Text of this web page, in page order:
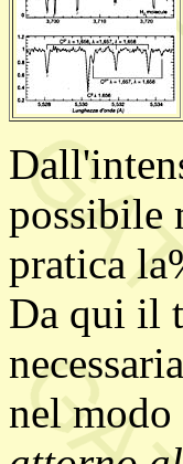
possibile
pratica
Da qui il
nel